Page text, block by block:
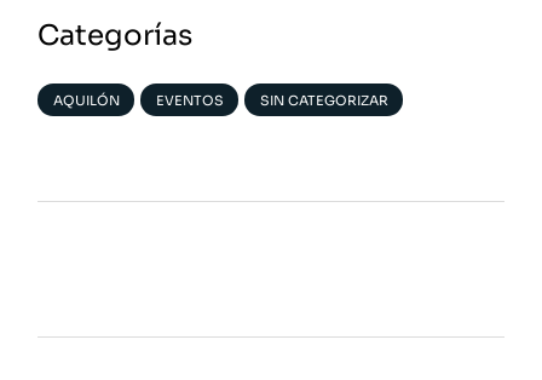
Categorías
AQUILÓN EVENTOS SIN CATEGORIZAR